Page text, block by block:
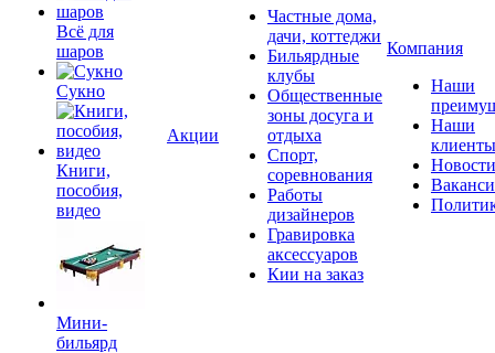
Всё для
шаров
Сукно
Книги,
пособия,
видео
Мини-
бильярд
Акции
Частные дома,
дачи, коттеджи
Бильярдные
клубы
Общественные
зоны досуга и
отдыха
Спорт,
соревнования
Работы
дизайнеров
Гравировка
аксессуаров
Кии на заказ
Компания
Наши
Наши
клиенты
Новости